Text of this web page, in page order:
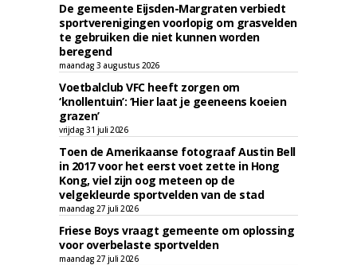
De gemeente Eijsden-Margraten verbiedt
sportverenigingen voorlopig om grasvelden
te gebruiken die niet kunnen worden
beregend
maandag 3 augustus 2026
Voetbalclub VFC heeft zorgen om
‘knollentuin’: ‘Hier laat je geeneens koeien
grazen’
vrijdag 31 juli 2026
Toen de Amerikaanse fotograaf Austin Bell
in 2017 voor het eerst voet zette in Hong
Kong, viel zijn oog meteen op de
velgekleurde sportvelden van de stad
maandag 27 juli 2026
Friese Boys vraagt gemeente om oplossing
voor overbelaste sportvelden
maandag 27 juli 2026